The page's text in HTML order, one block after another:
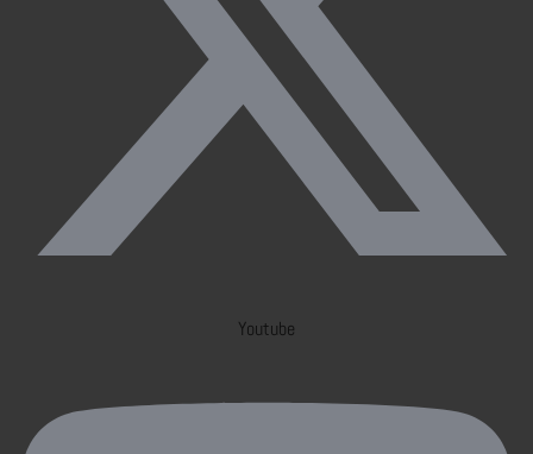
Youtube